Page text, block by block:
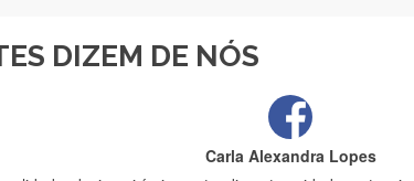
DIZEM DE NÓS
rápida entrega e vinha muito bem protegida para o
Carla Alexandra Lopes